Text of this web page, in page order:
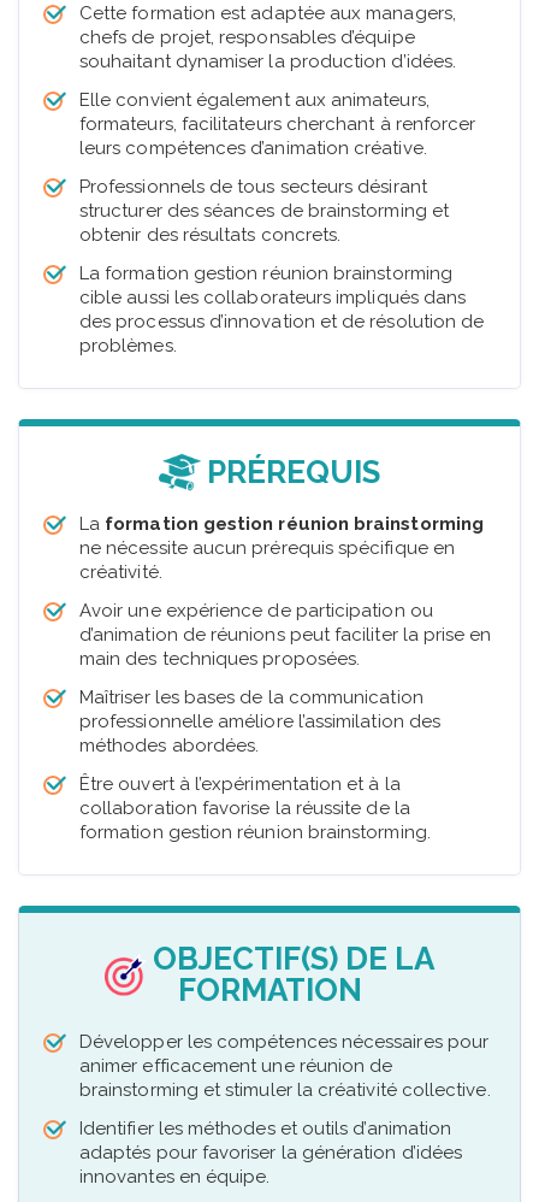
Cette formation est adaptée aux managers,
chefs de projet, responsables d’équipe
souhaitant dynamiser la production d’idées.
Elle convient également aux animateurs,
formateurs, facilitateurs cherchant à renforcer
leurs compétences d’animation créative.
Professionnels de tous secteurs désirant
structurer des séances de brainstorming et
obtenir des résultats concrets.
La formation gestion réunion brainstorming
cible aussi les collaborateurs impliqués dans
des processus d’innovation et de résolution de
problèmes.
PRÉREQUIS
La formation gestion réunion brainstorming
ne nécessite aucun prérequis spécifique en
créativité.
Avoir une expérience de participation ou
d’animation de réunions peut faciliter la prise en
main des techniques proposées.
Maîtriser les bases de la communication
professionnelle améliore l’assimilation des
méthodes abordées.
Être ouvert à l’expérimentation et à la
collaboration favorise la réussite de la
formation gestion réunion brainstorming.
OBJECTIF(S) DE LA
FORMATION
Développer les compétences nécessaires pour
animer efficacement une réunion de
brainstorming et stimuler la créativité collective.
Identifier les méthodes et outils d’animation
adaptés pour favoriser la génération d’idées
innovantes en équipe.